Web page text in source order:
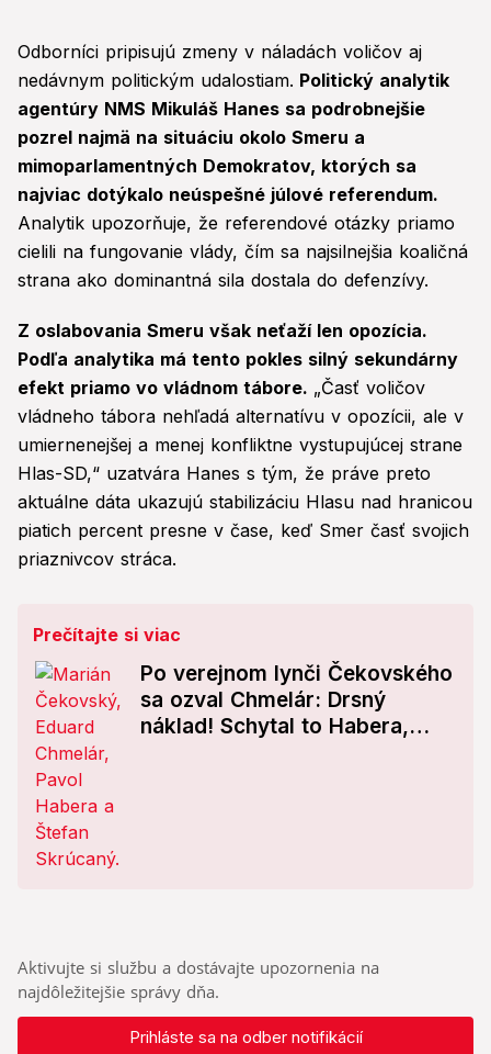
Odborníci pripisujú zmeny v náladách voličov aj
nedávnym politickým udalostiam. Politický analytik
agentúry NMS Mikuláš Hanes sa podrobnejšie
pozrel najmä na situáciu okolo Smeru a
mimoparlamentných Demokratov, ktorých sa
najviac dotýkalo neúspešné júlové referendum.
Analytik upozorňuje, že referendové otázky priamo
cielili na fungovanie vlády, čím sa najsilnejšia koaličná
strana ako dominantná sila dostala do defenzívy.
Z oslabovania Smeru však neťaží len opozícia.
Podľa analytika má tento pokles silný sekundárny
efekt priamo vo vládnom tábore. „Časť voličov
vládneho tábora nehľadá alternatívu v opozícii, ale v
umiernenejšej a menej konfliktne vystupujúcej strane
Hlas-SD,“ uzatvára Hanes s tým, že práve preto
aktuálne dáta ukazujú stabilizáciu Hlasu nad hranicou
piatich percent presne v čase, keď Smer časť svojich
priaznivcov stráca.
Prečítajte si viac
Po verejnom lynči Čekovského
sa ozval Chmelár: Drsný
náklad! Schytal to Habera,
Aktivujte si službu a dostávajte upozornenia na
najdôležitejšie správy dňa.
Prihláste sa na odber notifikácií